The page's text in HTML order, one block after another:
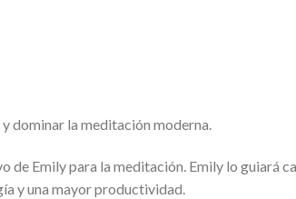
dominar la meditación moderna.
Emily para la meditación. Emily lo guiará
y una mayor productividad.